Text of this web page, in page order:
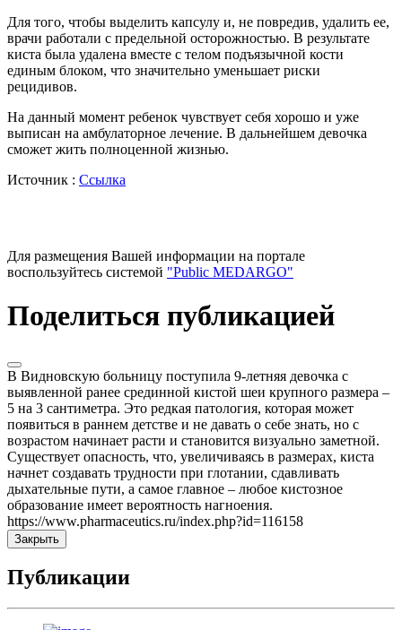
Для того, чтобы выделить капсулу и, не повредив, удалить ее,
врачи работали с предельной осторожностью. В результате
киста была удалена вместе с телом подъязычной кости
единым блоком, что значительно уменьшает риски
рецидивов.
На данный момент ребенок чувствует себя хорошо и уже
выписан на амбулаторное лечение. В дальнейшем девочка
сможет жить полноценной жизнью.
Источник : Ссылка
Для размещения Вашей информации на портале
воспользуйтесь системой "Public MEDARGO"
Поделиться публикацией
В Видновскую больницу поступила 9-летняя девочка с
выявленной ранее срединной кистой шеи крупного размера –
5 на 3 сантиметра. Это редкая патология, которая может
появиться в раннем детстве и не давать о себе знать, но с
возрастом начинает расти и становится визуально заметной.
Существует опасность, что, увеличиваясь в размерах, киста
начнет создавать трудности при глотании, сдавливать
дыхательные пути, а самое главное – любое кистозное
образование имеет вероятность нагноения.
https://www.pharmaceutics.ru/index.php?id=116158
Закрыть
Публикации